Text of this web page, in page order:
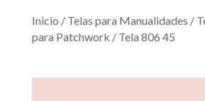
Inicio / Telas para Manualidades /
para Patchwork / Tela 806 45